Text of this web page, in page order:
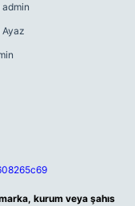
admin
Ayaz
kurum veya şahıs